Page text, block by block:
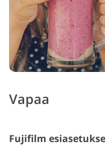
Vapaa
Fujifilm